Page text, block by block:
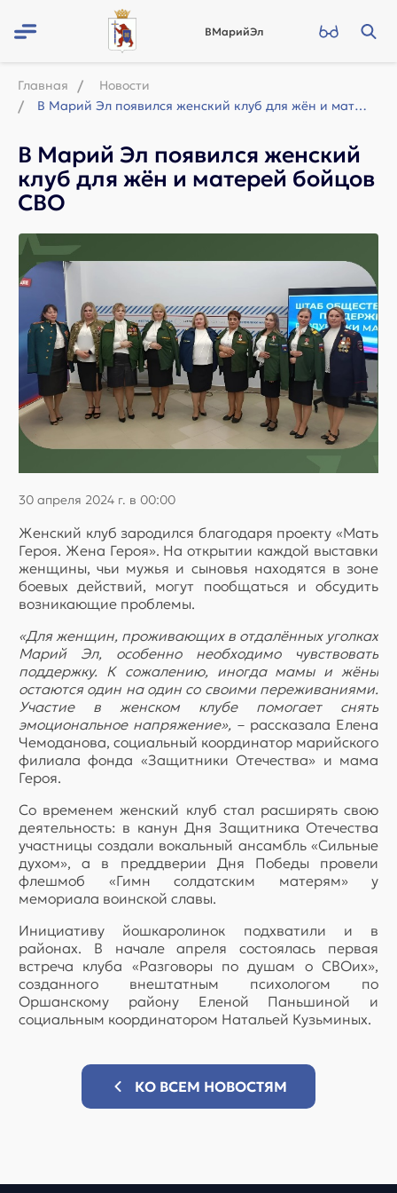
ВМарийЭл
Главная
Новости
В Марий Эл появился женский клуб для жён и матерей бойцов СВО
В Марий Эл появился женский
клуб для жён и матерей бойцов
СВО
30 апреля 2024 г. в 00:00
Женский клуб зародился благодаря проекту «Мать
Героя. Жена Героя». На открытии каждой выставки
женщины, чьи мужья и сыновья находятся в зоне
боевых действий, могут пообщаться и обсудить
возникающие проблемы.
«Для женщин, проживающих в отдалённых уголках
Марий Эл, особенно необходимо чувствовать
поддержку. К сожалению, иногда мамы и жёны
остаются один на один со своими переживаниями.
Участие в женском клубе помогает снять
эмоциональное напряжение», – рассказала Елена
Чемоданова, социальный координатор марийского
филиала фонда «Защитники Отечества» и мама
Героя.
Со временем женский клуб стал расширять свою
деятельность: в канун Дня Защитника Отечества
участницы создали вокальный ансамбль «Сильные
духом», а в преддверии Дня Победы провели
флешмоб «Гимн солдатским матерям» у
мемориала воинской славы.
Инициативу йошкаролинок подхватили и в
районах. В начале апреля состоялась первая
встреча клуба «Разговоры по душам о СВОих»,
созданного внештатным психологом по
Оршанскому району Еленой Паньшиной и
социальным координатором Натальей Кузьминых.
КО ВСЕМ НОВОСТЯМ